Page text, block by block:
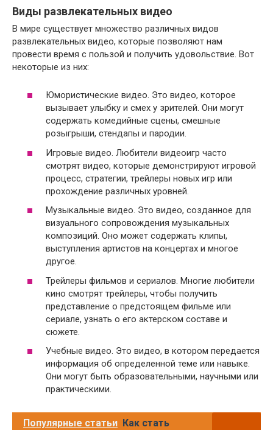
Виды развлекательных видео
В мире существует множество различных видов
развлекательных видео, которые позволяют нам
провести время с пользой и получить удовольствие. Вот
некоторые из них:
Юмористические видео. Это видео, которое
вызывает улыбку и смех у зрителей. Они могут
содержать комедийные сцены, смешные
розыгрыши, стендапы и пародии.
Игровые видео. Любители видеоигр часто
смотрят видео, которые демонстрируют игровой
процесс, стратегии, трейлеры новых игр или
прохождение различных уровней.
Музыкальные видео. Это видео, созданное для
визуального сопровождения музыкальных
композиций. Оно может содержать клипы,
выступления артистов на концертах и многое
другое.
Трейлеры фильмов и сериалов. Многие любители
кино смотрят трейлеры, чтобы получить
представление о предстоящем фильме или
сериале, узнать о его актерском составе и
сюжете.
Учебные видео. Это видео, в котором передается
информация об определенной теме или навыке.
Они могут быть образовательными, научными или
практическими.
Популярные статьи Как стать